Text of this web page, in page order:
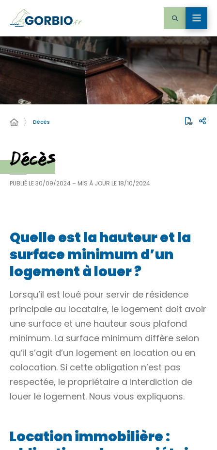
Décès
Décès
PUBLIÉ LE30/09/2024 – MIS À JOUR LE18/10/2024
Quelle est la hauteur et la
surface minimum d’un
logement à louer ?
Lorsqu’il est loué pour servir de résidence
principale au locataire, le logement doit avoir
une surface et une hauteur sous plafond
minimum. La surface minimum diffère selon
qu’il s’agit d’un logement en location ou en
colocation. Si cette obligation n’est pas
respectée, le propriétaire a interdiction de
louer le logement. Nous vous expliquons.
Location immobilière :